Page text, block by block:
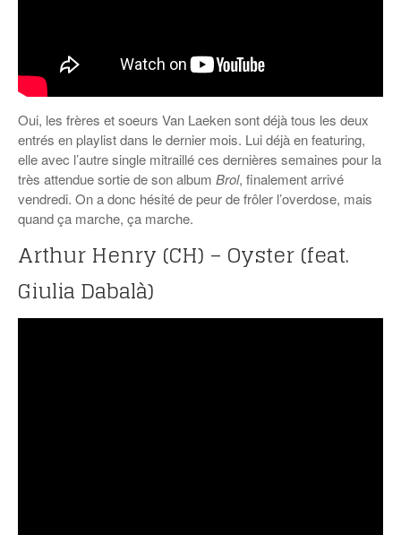
Oui, les frères et soeurs Van Laeken sont déjà tous les deux
entrés en playlist dans le dernier mois. Lui déjà en featuring,
elle avec l’autre single mitraillé ces dernières semaines pour la
très attendue sortie de son album Brol, finalement arrivé
vendredi. On a donc hésité de peur de frôler l’overdose, mais
quand ça marche, ça marche.
Arthur Henry (CH) – Oyster (feat.
Giulia Dabalà)